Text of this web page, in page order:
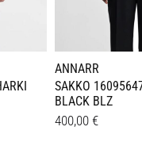
gewählt
werden
ANNARR
SAKKO
BLACK BLZ
400,00 €